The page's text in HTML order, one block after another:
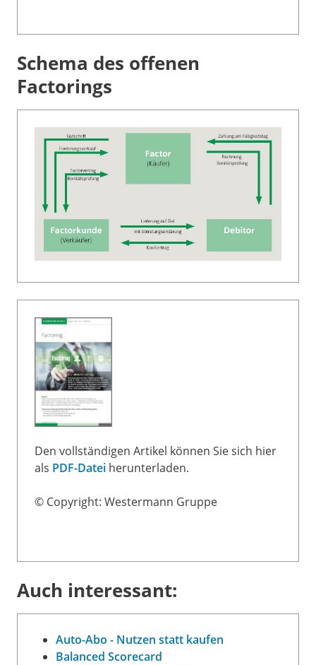
Schema des offenen
Factorings
Den vollständigen Artikel können Sie sich hier
als PDF-Datei herunterladen.
© Copyright: Westermann Gruppe
Auch interessant:
Auto-Abo - Nutzen statt kaufen
Balanced Scorecard